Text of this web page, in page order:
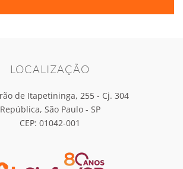
LOCALIZAÇÃO
de Itapetininga, 255 - Cj. 304
República, São Paulo - SP
CEP: 01042-001